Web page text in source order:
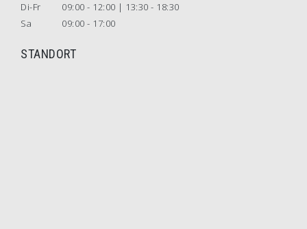
Di-Fr
09:00 - 12:00 | 13:30 - 18:30
Sa
09:00 - 17:00
STANDORT